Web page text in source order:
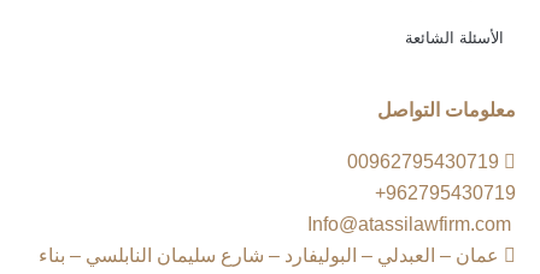
الأسئلة الشائعة
معلومات التواصل
00962795430719
962795430719+
Info@atassilawfirm.com
عمان – العبدلي – البوليفارد – شارع سليمان النابلسي – بناء